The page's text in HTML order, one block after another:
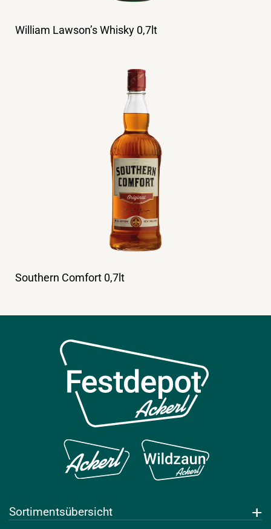
William Lawson’s Whisky 0,7lt
Southern Comfort 0,7lt
Sortimentsübersicht